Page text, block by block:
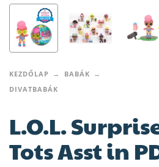
KEZDŐLAP
BABÁK
DIVATBABÁK
L.O.L.
Tots Asst in